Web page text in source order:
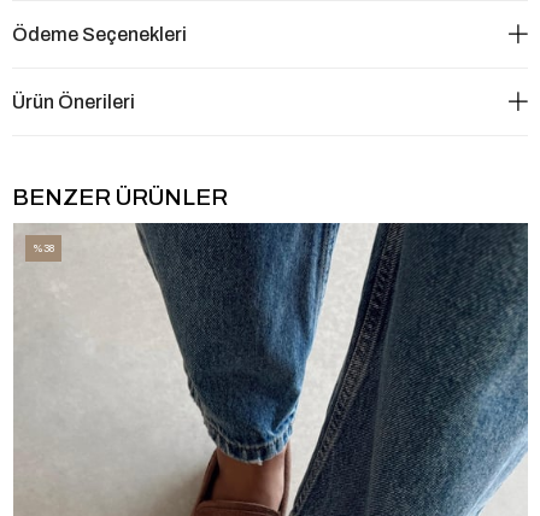
Ödeme Seçenekleri
Ürün Önerileri
BENZER ÜRÜNLER
%38